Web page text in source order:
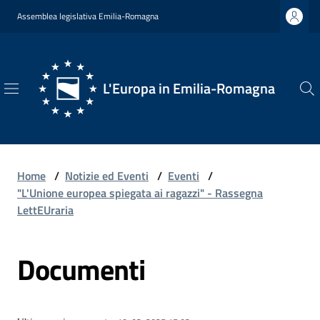
Vai al contenuto
Vai alla navigazione
Vai al footer
Assemblea legislativa Emilia-Romagna
L'Europa in Emilia-Romagna
L'Europa
Romagna
Siamo
Home / Notizie ed Eventi / Eventi /
"L'Unione europea spiegata ai ragazzi" - Rassegna
LettEUraria
Documenti